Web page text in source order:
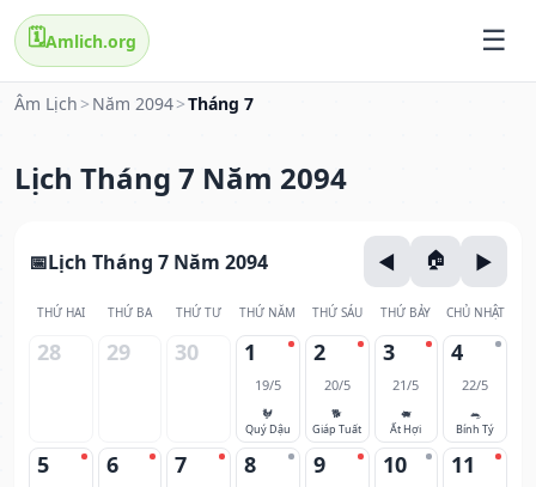
🗓️Amlich.org
Âm Lịch > Năm 2094>Tháng 7
Lịch Tháng 7 Năm 2094
Lịch Tháng 7 Năm 2094
THỨ HAI THỨ BA THỨ TƯ THỨ NĂM THỨ SÁU THỨ BẢY CHỦ NHẬT
28 29 30 1
19/5
🐓
Quý Dậu
2
20/5
🐕
Giáp Tuất
3
21/5
🐖
Ất Hợi
4
22/5
🐀
Bính Tý
5 6 7 8 9 10 11